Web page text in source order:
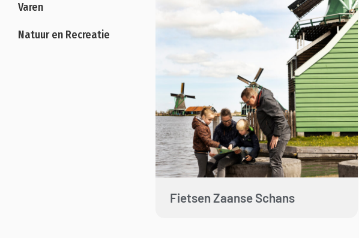
Varen
Natuur en Recreatie
Fietsen Zaanse Schans